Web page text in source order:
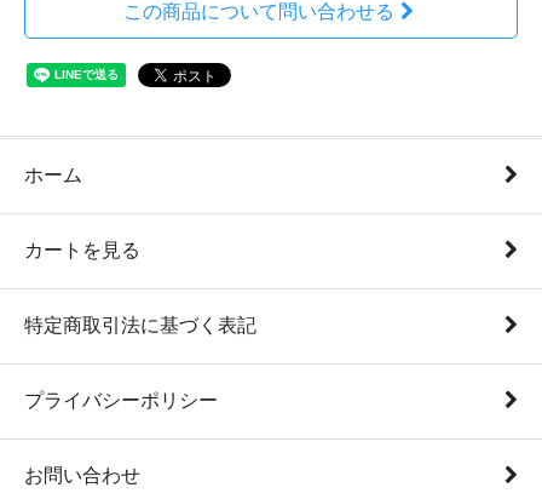
この商品について問い合わせる
ホーム
カートを見る
特定商取引法に基づく表記
プライバシーポリシー
お問い合わせ